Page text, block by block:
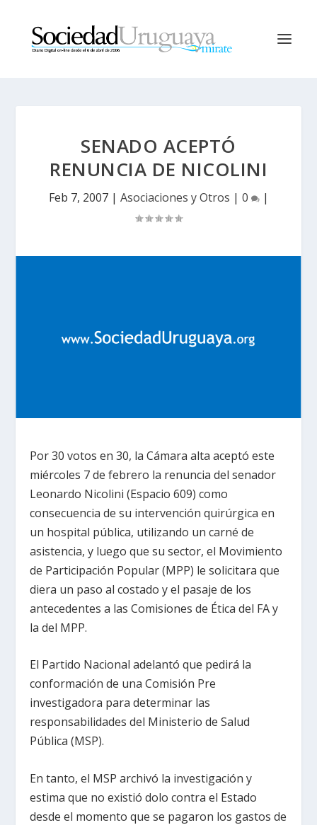
SENADO ACEPTÓ
RENUNCIA DE NICOLINI
Feb 7, 2007| Asociaciones y Otros | 0 |
Por 30 votos en 30, la Cámara alta aceptó este
miércoles 7 de febrero la renuncia del senador
Leonardo Nicolini (Espacio 609) como
consecuencia de su intervención quirúrgica en
un hospital pública, utilizando un carné de
asistencia, y luego que su sector, el Movimiento
de Participación Popular (MPP) le solicitara que
diera un paso al costado y el pasaje de los
antecedentes a las Comisiones de Ética del FA y
la del MPP.
El Partido Nacional adelantó que pedirá la
conformación de una Comisión Pre
investigadora para determinar las
responsabilidades del Ministerio de Salud
Pública (MSP).
En tanto, el MSP archivó la investigación y
estima que no existió dolo contra el Estado
desde el momento que se pagaron los gastos de